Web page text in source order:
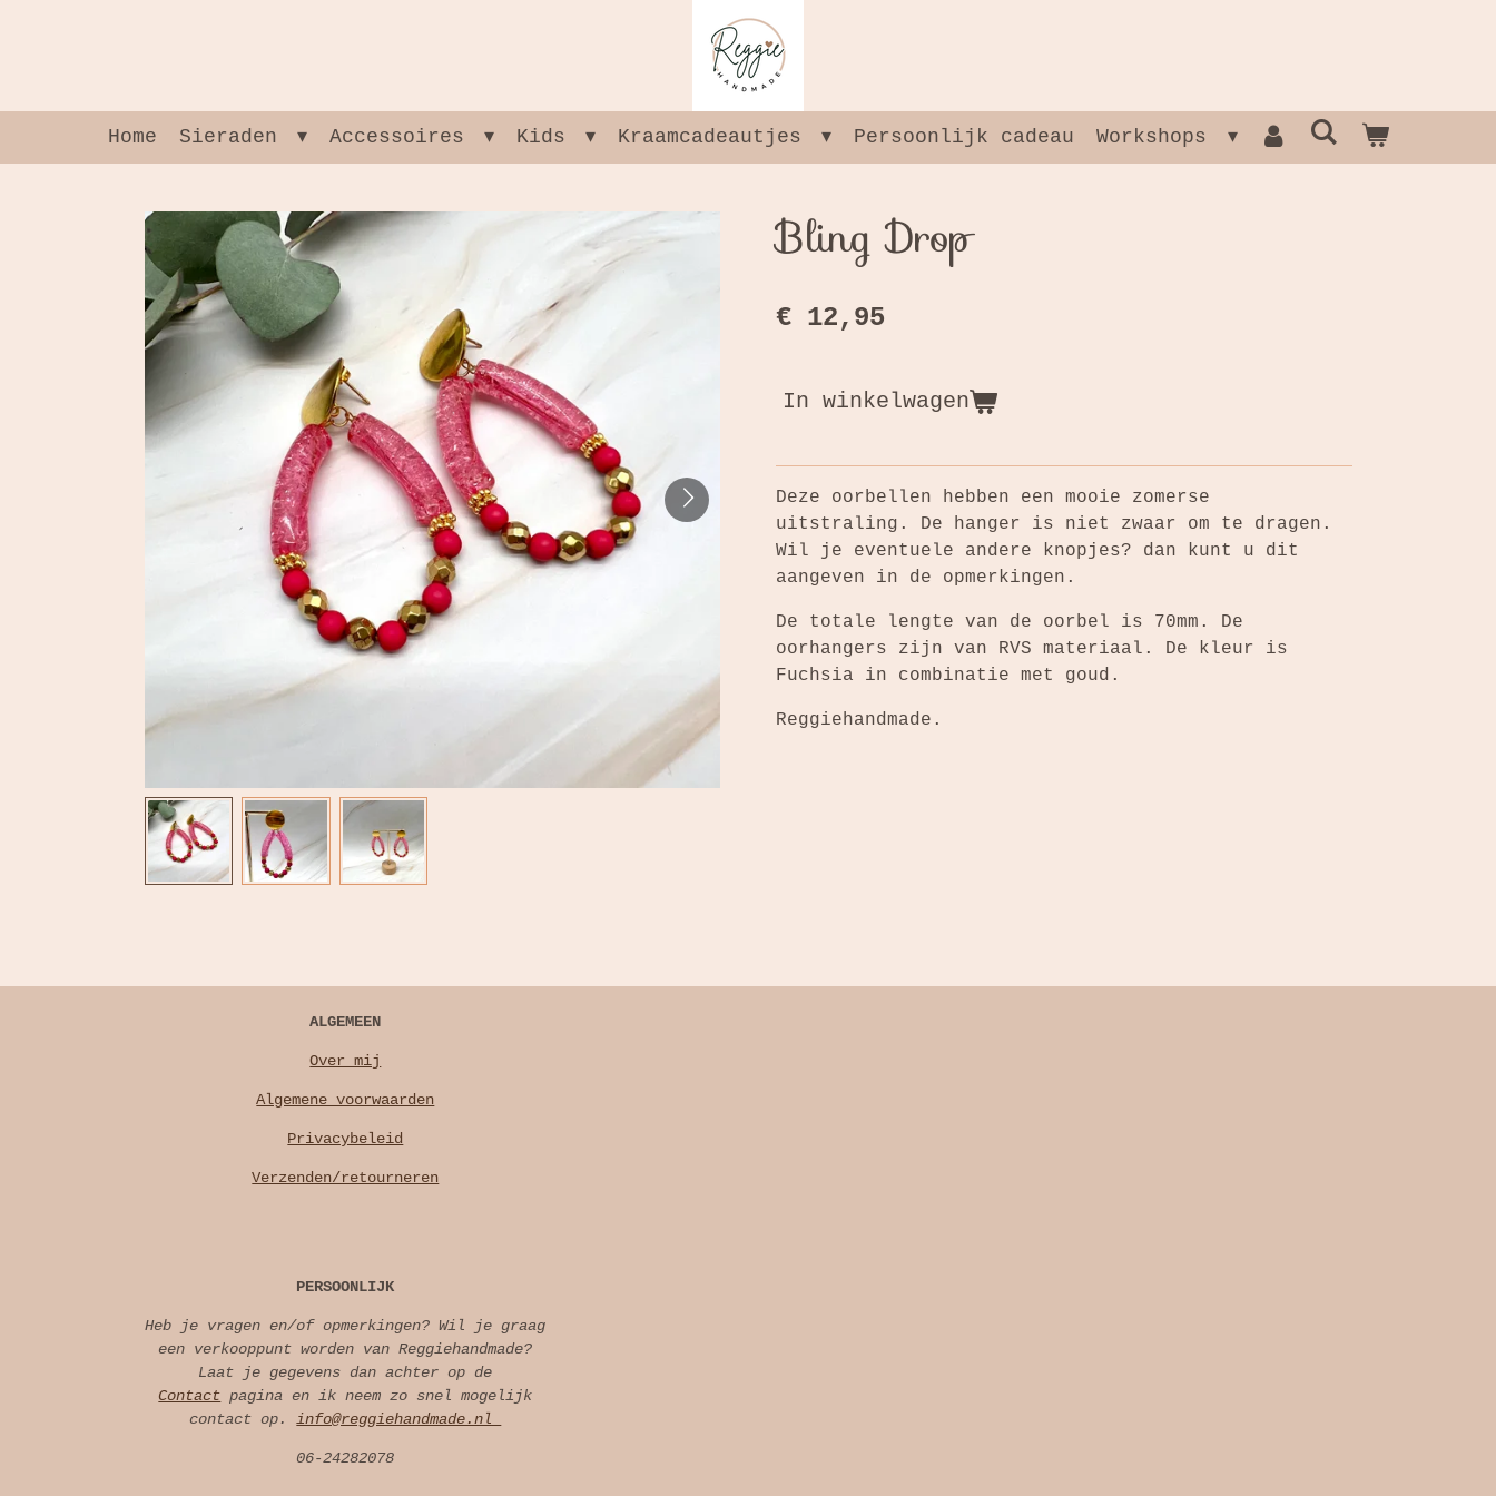
hoofdinhoudHome Sieraden Accessoires Kids Kraamcadeautjes Persoonlijk cadeau Workshops
Bling Drop
€ 12,95
In winkelwagen
Deze oorbellen hebben een mooie zomerse
uitstraling. De hanger is niet zwaar om te dragen.
Wil je eventuele andere knopjes? dan kunt u dit
aangeven in de opmerkingen.
De totale lengte van de oorbel is 70mm. De
oorhangers zijn van RVS materiaal. De kleur is
Fuchsia in combinatie met goud.
Reggiehandmade.
ALGEMEEN
Over mij
Algemene voorwaarden
Privacybeleid
Verzenden/retourneren
PERSOONLIJK
Heb je vragen en/of opmerkingen? Wil je graag
een verkooppunt worden van Reggiehandmade?
Laat je gegevens dan achter op de
Contact pagina en ik neem zo snel mogelijk
contact op.info@reggiehandmade.nl
06-24282078